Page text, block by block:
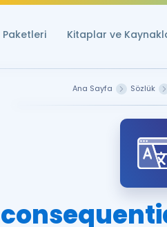
Paketleri Kitaplar ve
Ana Sayfa Sözlük